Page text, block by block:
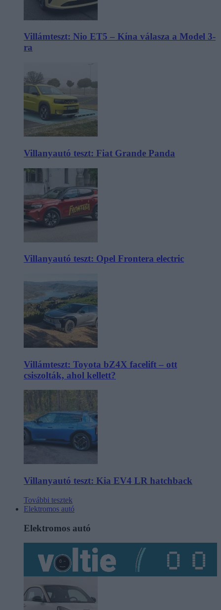
Villámteszt: Nio ET5 – Kína válasza a Model 3-
ra
Villanyautó teszt: Fiat Grande Panda
Villanyautó teszt: Opel Frontera electric
Villámteszt: Toyota bZ4X facelift – ott
csiszolták, ahol kellett?
Villanyautó teszt: Kia EV4 LR hatchback
További tesztek
Elektromos autó
Elektromos autó